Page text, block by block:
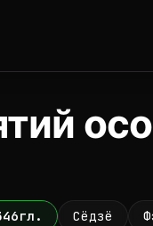
Сёдзё